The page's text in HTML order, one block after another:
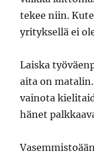
tekee niin.
yrityksellä ei
Laiska
aita on
vainota
hänet